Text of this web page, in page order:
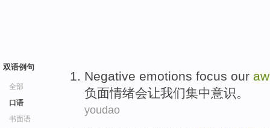
双语例句
全部
口语
书面语
Negative emotions focus our
负面情绪会让我们集中意识。
youdao